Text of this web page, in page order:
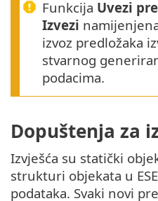
Funkcija Uvezi
Izvezi
izvoz predložaka
stvarnog
podacima.
Dopuštenja za
Izvješća su statički
strukturi objekata u
podataka. Svaki novi